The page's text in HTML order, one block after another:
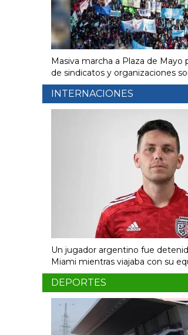
Masiva marcha a Plaza de Mayo
de sindicatos y organizaciones
INTERNACIONES
Un jugador argentino fue
Miami mientras viajaba con su
DEPORTES